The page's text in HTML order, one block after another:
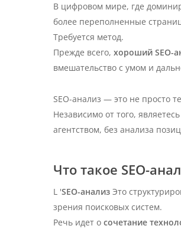
В цифровом мире, где
более переполненные
Требуется метод.
Прежде всего, хороший SEO-
вмешательство с умом и
SEO-анализ — это не просто
Независимо от того,
агентством, без анализа
Что такое SEO-
L 'SEO-анализ Это
зрения поисковых систем.
Речь идет о сочетание